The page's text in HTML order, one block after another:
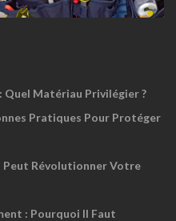
Quel Matériau Privilégier ?
Pratiques Pour Protéger
Peut Révolutionner Votre
: Pourquoi Il Faut